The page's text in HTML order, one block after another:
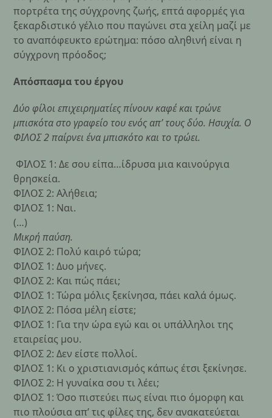
πορτρέτα της σύγχρονης ζωής, επτά αφορμές για
ξεκαρδιστικό γέλιο που παγώνει στα χείλη μαζί με
το αναπόφευκτο ερώτημα: πόσο αληθινή είναι η
σύγχρονη πρόοδος;
Απόσπασμα του έργου
Δύο φίλοι επιχειρηματίες πίνουν καφέ και τρώνε
μπισκότα στο γραφείο του ενός απ’ τους δύο. Ησυχία. Ο
ΦΙΛΟΣ 2 παίρνει ένα μπισκότο και το τρώει.
ΦΙΛΟΣ 1: Δε σου είπα…ίδρυσα μια καινούργια
θρησκεία.
ΦΙΛΟΣ 2: Αλήθεια;
ΦΙΛΟΣ 1: Ναι.
(…)
Μικρή παύση.
ΦΙΛΟΣ 2: Πολύ καιρό τώρα;
ΦΙΛΟΣ 1: Δυο μήνες.
ΦΙΛΟΣ 2: Και πώς πάει;
ΦΙΛΟΣ 1: Τώρα μόλις ξεκίνησα, πάει καλά όμως.
ΦΙΛΟΣ 2: Πόσα μέλη είστε;
ΦΙΛΟΣ 1: Για την ώρα εγώ και οι υπάλληλοι της
εταιρείας μου.
ΦΙΛΟΣ 2: Δεν είστε πολλοί.
ΦΙΛΟΣ 1: Κι ο χριστιανισμός κάπως έτσι ξεκίνησε.
ΦΙΛΟΣ 2: Η γυναίκα σου τι λέει;
ΦΙΛΟΣ 1: Όσο πιστεύει πως είναι πιο όμορφη και
πιο πλούσια απ’ τις φίλες της, δεν ανακατεύεται